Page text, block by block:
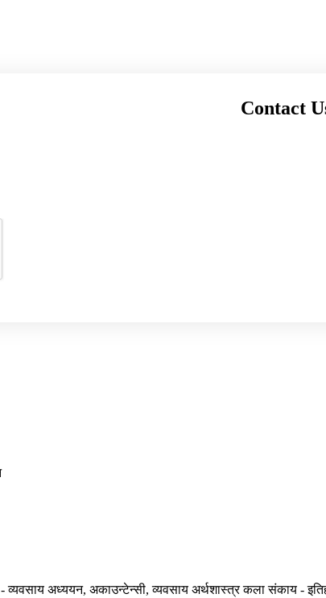
BOARD EXAM TIME TABLE 2024
Contact
व्यवसाय अध्ययन, अकाउन्टेन्सी, व्यवसाय अर्थशास्त्र कला संकाय -